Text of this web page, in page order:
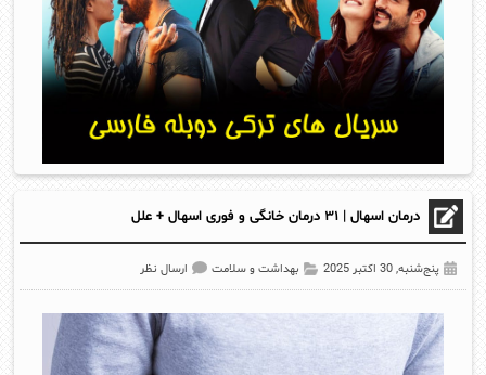
درمان اسهال | ۳۱ درمان خانگی و فوری اسهال + علل
پنج‌شنبه, 30 اکتبر 2025 بهداشت و سلامت ارسال نظر